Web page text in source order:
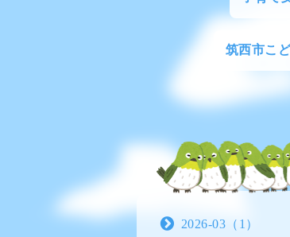
筑西市こ
2026-03（1）